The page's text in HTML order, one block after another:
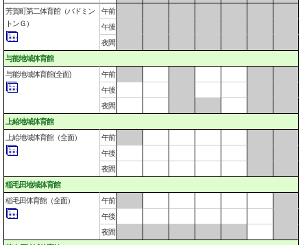
芳賀町第二体育館（バドミン
トンＧ）
午前
午後
夜間
与能地域体育館
与能地域体育館(全面)
午前
午後
夜間
上給地域体育館
上給地域体育館（全面）
午前
午後
夜間
稲毛田地域体育館
稲毛田体育館（全面）
午前
午後
夜間